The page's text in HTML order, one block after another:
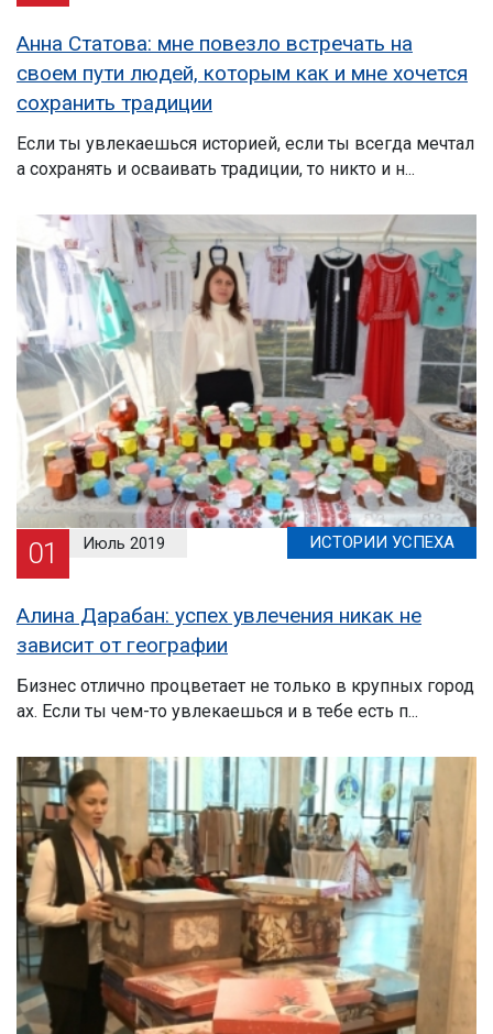
Анна Статова: мне повезло встречать на
своем пути людей, которым как и мне хочется
сохранить традиции
Если ты увлекаешься историей, если ты всегда мечтал
а сохранять и осваивать традиции, то никто и н...
01 Июль 2019 ИСТОРИИ УСПЕХА
Алина Дарабан: успех увлечения никак не
зависит от географии
Бизнес отлично процветает не только в крупных город
ах. Если ты чем-то увлекаешься и в тебе есть п...